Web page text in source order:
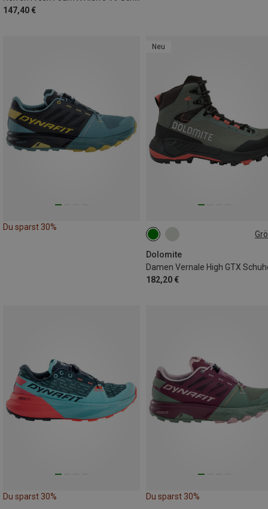
147,40 €
Du sparst 30%
Neu
Dolomite
Damen Vernale High GTX
182,20 €
Du sparst 30% Du sparst 30%